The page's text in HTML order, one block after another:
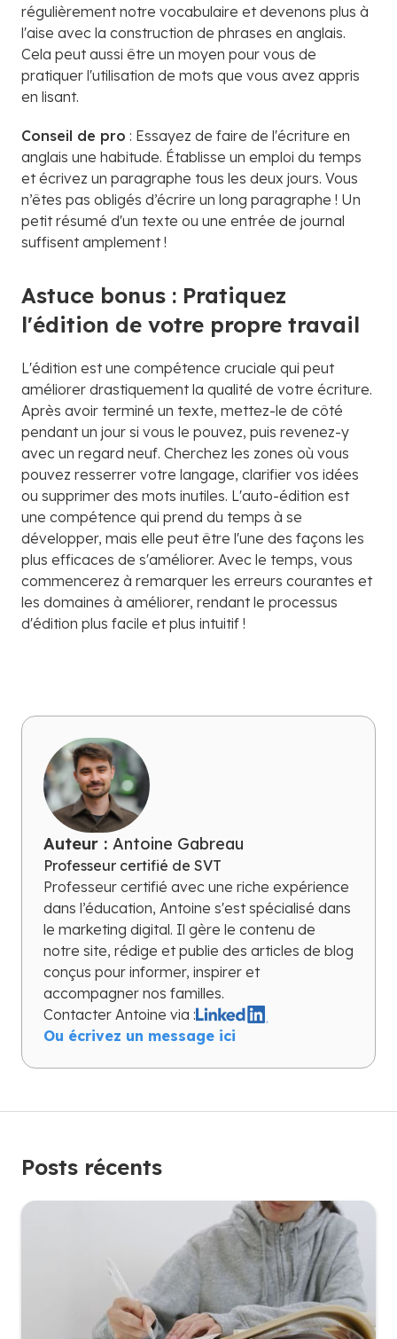
régulièrement notre vocabulaire et devenons plus à
l'aise avec la construction de phrases en anglais.
Cela peut aussi être un moyen pour vous de
pratiquer l'utilisation de mots que vous avez appris
en lisant.
Conseil de pro : Essayez de faire de l'écriture en
anglais une habitude. Établisse un emploi du temps
et écrivez un paragraphe tous les deux jours. Vous
n’êtes pas obligés d’écrire un long paragraphe ! Un
petit résumé d'un texte ou une entrée de journal
suffisent amplement !
Astuce bonus : Pratiquez
l'édition de votre propre travail
L'édition est une compétence cruciale qui peut
améliorer drastiquement la qualité de votre écriture.
Après avoir terminé un texte, mettez-le de côté
pendant un jour si vous le pouvez, puis revenez-y
avec un regard neuf. Cherchez les zones où vous
pouvez resserrer votre langage, clarifier vos idées
ou supprimer des mots inutiles. L'auto-édition est
une compétence qui prend du temps à se
développer, mais elle peut être l'une des façons les
plus efficaces de s'améliorer. Avec le temps, vous
commencerez à remarquer les erreurs courantes et
les domaines à améliorer, rendant le processus
d'édition plus facile et plus intuitif !
Auteur : Antoine Gabreau
Professeur certifié de SVT
Professeur certifié avec une riche expérience
dans l’éducation, Antoine s'est spécialisé dans
le marketing digital. Il gère le contenu de
notre site, rédige et publie des articles de blog
conçus pour informer, inspirer et
accompagner nos familles.
Contacter Antoine via :
Ou écrivez un message ici
Posts récents